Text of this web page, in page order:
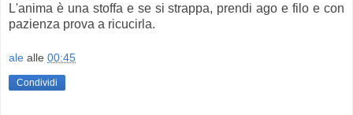
L'anima è una stoffa e se si strappa, prendi ago e filo e con
pazienza prova a ricucirla.
ale alle 00:45
Condividi